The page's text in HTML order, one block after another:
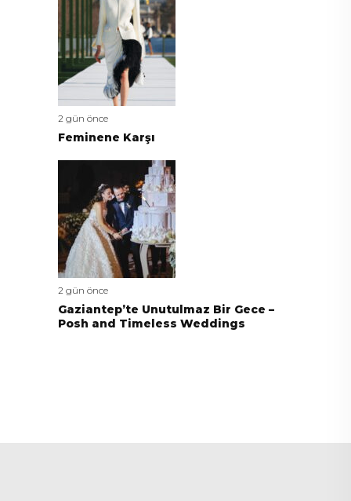
2 gün önce
Feminene Karşı
2 gün önce
Gaziantep’te Unutulmaz Bir Gece –
Posh and Timeless Weddings